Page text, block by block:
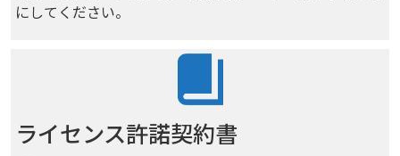
にしてください。
ライセンス許諾契約書